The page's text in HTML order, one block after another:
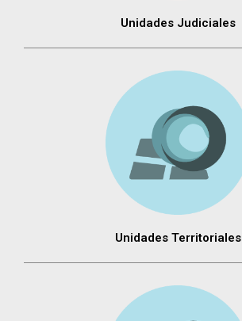
Unidades Judiciales
Unidades Territoriales